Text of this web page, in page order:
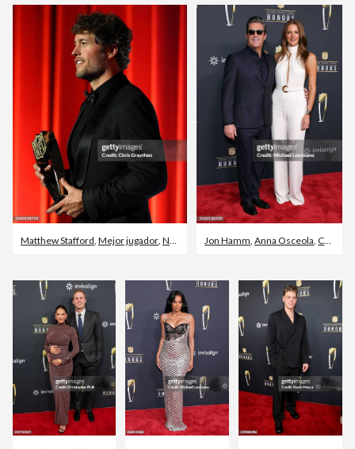
Matthew Stafford Mejor jugador NFL - Liga de fútbol nacional americana Jon Hamm ,Anna Osceola California